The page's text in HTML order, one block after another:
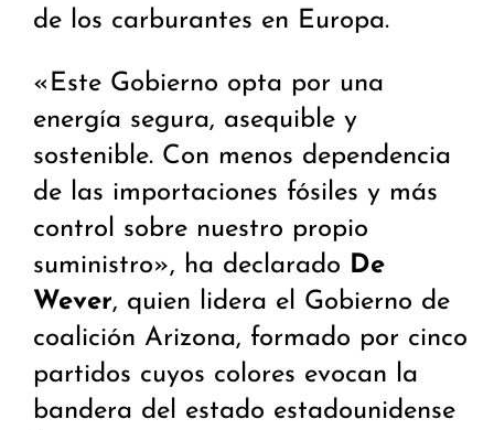
de los carburantes en Europa.
«Este Gobierno opta por una
energía segura, asequible y
sostenible. Con menos dependencia
de las importaciones fósiles y más
control sobre nuestro propio
suministro», ha declarado De
Wever, quien lidera el Gobierno de
coalición Arizona, formado por cinco
partidos cuyos colores evocan la
bandera del estado estadounidense